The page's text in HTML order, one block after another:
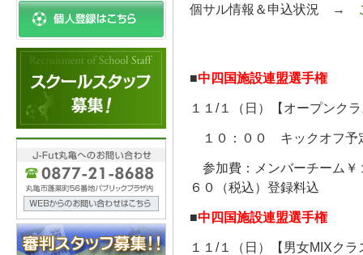
個サル情報＆申込状況 →
■中四国施設連盟選手権
１１/１（日）【オープンク
１０：００ キックオフ予
参加費：メンバーチーム
６０（税込）登録料込
■中四国施設連盟選手権
１１/１（日）【男女MIXク